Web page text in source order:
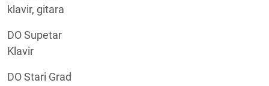
klavir, gitara
DO Supetar
Klavir
DO Stari Grad